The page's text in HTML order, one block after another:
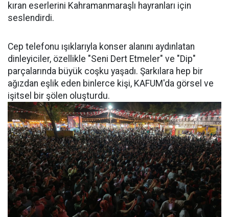
kıran eserlerini Kahramanmaraşlı hayranları için
seslendirdi.
Cep telefonu ışıklarıyla konser alanını aydınlatan
dinleyiciler, özellikle "Seni Dert Etmeler" ve "Dip"
parçalarında büyük coşku yaşadı. Şarkılara hep bir
ağızdan eşlik eden binlerce kişi, KAFUM'da görsel ve
işitsel bir şölen oluşturdu.